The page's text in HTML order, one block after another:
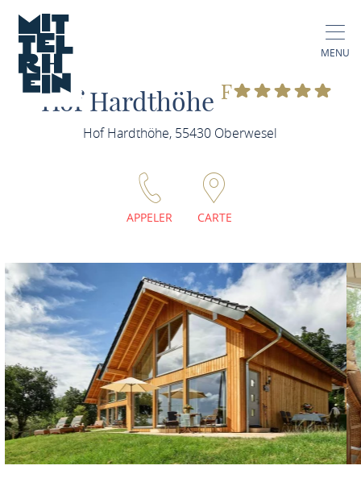
MENU
Hof Hardthöhe F
Hof Hardthöhe, 55430 Oberwesel
APPELER CARTE